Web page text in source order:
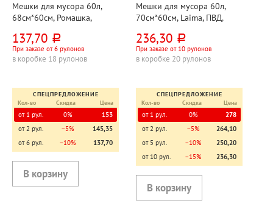
Мешки для мусора 60л,
68см*60см, Ромашка,
черные, 10шт, рул, с
завязками
137,70 руб.
При заказе от 6 рулонов
в коробке 18 рулонов
СПЕЦПРЕДЛОЖЕНИЕ
Кол-во
Скидка Цена
от 1 рул. 0%
153
от 2 рул.
−5%
145,35
от 6 рул.
−10% 137,70
Мешки для мусора 60л,
70см*60см, Laima, ПВД,
прочные
236,30 руб.
При заказе от 10 рулонов
в коробке 20 рулонов
СПЕЦПРЕДЛОЖЕНИЕ
Кол-во
Скидка Цена
от 1 рул. 0%
278
от 2 рул.
−5%
264,10
от 5 рул.
−10%
250,20
от 10 рул.
−15% 236,30